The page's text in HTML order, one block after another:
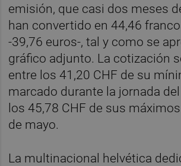
emisión, que casi dos meses
han convertido en 44,46
-39,76 euros-, tal y como se
gráfico adjunto. La cotización
entre los 41,20 CHF de su
marcado durante la jornada
los 45,78 CHF de sus
de mayo.
La multinacional helvética